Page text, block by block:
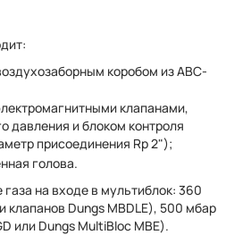
коробом из АВС-
клапанами,
давления и блоком контроля
присоединения Rp 2");
голова.
на входе в мультиблок: 360
клапанов Dungs MBDLE), 500 мбар
или Dungs MultiBloc MBE).